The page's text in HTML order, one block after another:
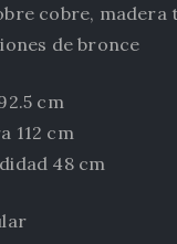
cobre, madera
de bronce
cm
112 cm
48 cm